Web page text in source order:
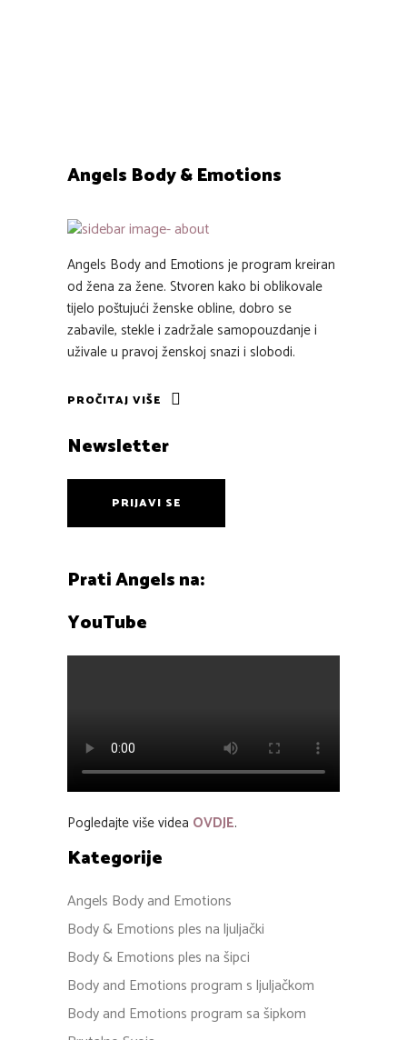
Angels Body & Emotions
Angels Body and Emotions je program kreiran
od žena za žene. Stvoren kako bi oblikovale
tijelo poštujući ženske obline, dobro se
zabavile, stekle i zadržale samopouzdanje i
uživale u pravoj ženskoj snazi i slobodi.
PROČITAJ VIŠE
Newsletter
PRIJAVI SE
Prati Angels na:
YouTube
Pogledajte više videa OVDJE.
Kategorije
Angels Body and Emotions
Body & Emotions ples na ljuljački
Body & Emotions ples na šipci
Body and Emotions program s ljuljačkom
Body and Emotions program sa šipkom